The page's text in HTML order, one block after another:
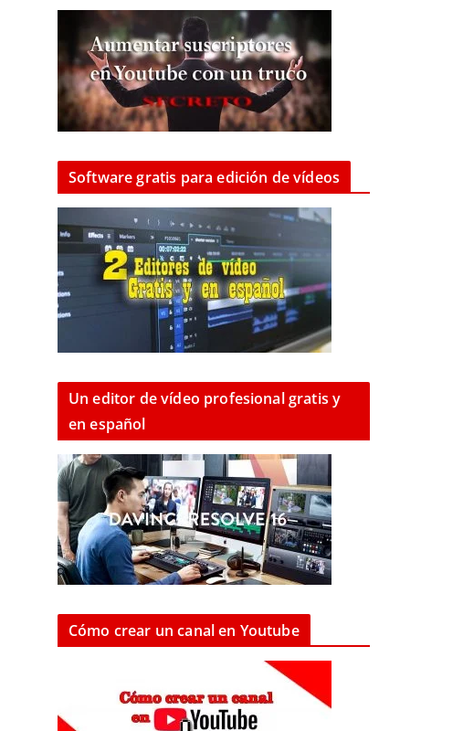
Software gratis para edición de vídeos
Un editor de vídeo profesional gratis y
en español
Cómo crear un canal en Youtube